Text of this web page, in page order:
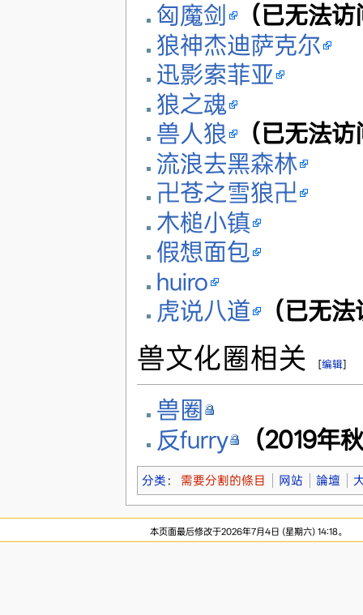
匈魔剑 （已无法访
狼神杰迪萨克尔
迅影索菲亚
狼之魂
兽人狼 （已无法访
流浪去黑森林
卍苍之雪狼卍
木槌小镇
假想面包
huiro
虎说八道 （已无法
兽文化圈相关 [编辑]
兽圈
反furry
（2019年
分类 ： 需要分割的條目 网站 論壇
本页面最后修改于2026年7月4日 (星期六) 14:18。